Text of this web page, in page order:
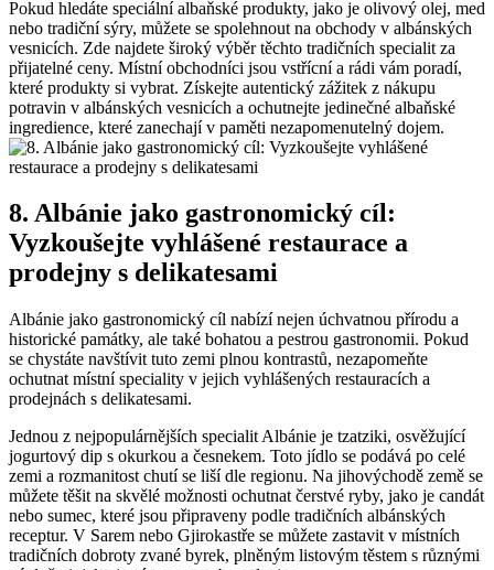
Pokud hledáte speciální albaňské produkty, jako je olivový olej, med
nebo tradiční sýry, můžete se spolehnout​ na​ obchody ‌v albánských⁤
vesnicích.⁣ Zde najdete široký výběr těchto tradičních specialit za
přijatelné‍ ceny.‌ Místní obchodníci jsou vstřícní a ‌rádi vám poradí,
které produkty si⁤ vybrat. ​Získejte ‌autentický zážitek z nákupu
potravin v albánských vesnicích a⁢ ochutnejte jedinečné albaňské
ingredience, které zanechají v paměti nezapomenutelný dojem.
8. ⁤Albánie jako gastronomický cíl:
Vyzkoušejte vyhlášené restaurace ​a
⁤prodejny s⁤ delikatesami
Albánie jako gastronomický cíl nabízí​ nejen úchvatnou přírodu a
historické‌ památky, ale také ‍bohatou a pestrou gastronomii.​ Pokud
se chystáte‌ navštívit tuto zemi​ plnou kontrastů, nezapomeňte
ochutnat místní​ speciality v jejich vyhlášených restauracích a
prodejnách s delikatesami.
Jednou⁣ z nejpopulárnějších ‍specialit Albánie je ‌tzatziki,​ osvěžující‍
jogurtový dip⁣ s okurkou a česnekem. Toto jídlo ⁣se podává po celé
zemi a rozmanitost chutí se liší dle regionu.⁣ Na jihovýchodě země⁤ se
můžete‍ těšit na​ skvělé možnosti ochutnat čerstvé ryby, jako je candát
nebo ⁢sumec, které jsou připraveny podle tradičních albánských
receptur. V Sarem nebo Gjirokastře ‌se můžete zastavit v místních
tradičních‌ dobroty zvané byrek, plněným listovým těstem s ‍různými